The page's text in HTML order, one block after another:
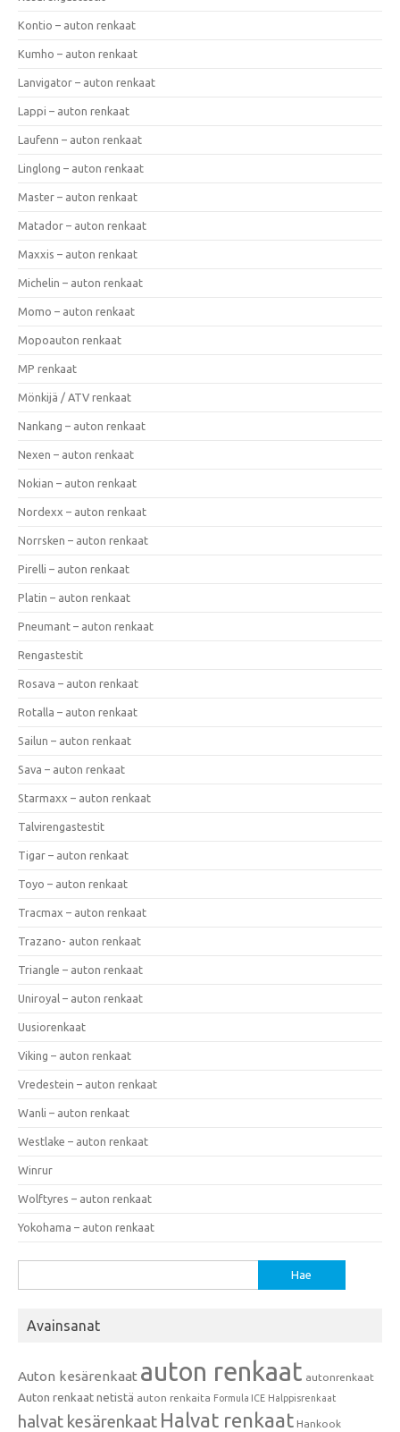
Kontio – auton renkaat
Kumho – auton renkaat
Lanvigator – auton renkaat
Lappi – auton renkaat
Laufenn – auton renkaat
Linglong – auton renkaat
Master – auton renkaat
Matador – auton renkaat
Maxxis – auton renkaat
Michelin – auton renkaat
Momo – auton renkaat
Mopoauton renkaat
MP renkaat
Mönkijä / ATV renkaat
Nankang – auton renkaat
Nexen – auton renkaat
Nokian – auton renkaat
Nordexx – auton renkaat
Norrsken – auton renkaat
Pirelli – auton renkaat
Platin – auton renkaat
Pneumant – auton renkaat
Rengastestit
Rosava – auton renkaat
Rotalla – auton renkaat
Sailun – auton renkaat
Sava – auton renkaat
Starmaxx – auton renkaat
Talvirengastestit
Tigar – auton renkaat
Toyo – auton renkaat
Tracmax – auton renkaat
Trazano- auton renkaat
Triangle – auton renkaat
Uniroyal – auton renkaat
Uusiorenkaat
Viking – auton renkaat
Vredestein – auton renkaat
Wanli – auton renkaat
Westlake – auton renkaat
Winrur
Wolftyres – auton renkaat
Yokohama – auton renkaat
Avainsanat
Auton kesärenkaat auton renkaat autonrenkaat
Auton renkaat netistä auton renkaita Formula ICE Halppisrenkaat
halvat kesärenkaat Halvat renkaat Hankook